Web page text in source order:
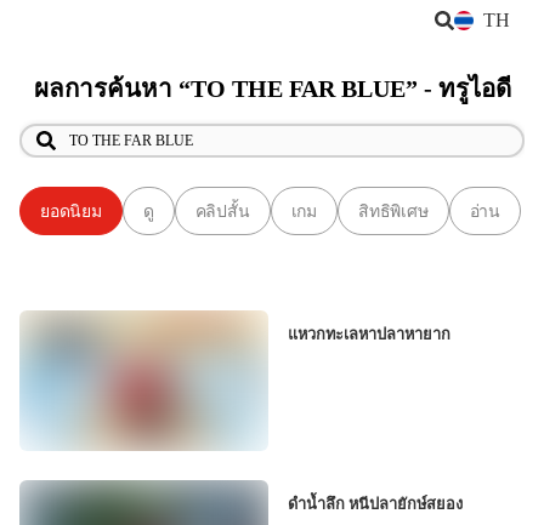
TH
ผลการค้นหา “TO THE FAR BLUE” - ทรูไอดี
ยอดนิยม ดู คลิปสั้น เกม สิทธิพิเศษ อ่าน
แหวกทะเลหาปลาหายาก
ดำน้ำลึก หนีปลายักษ์สยอง